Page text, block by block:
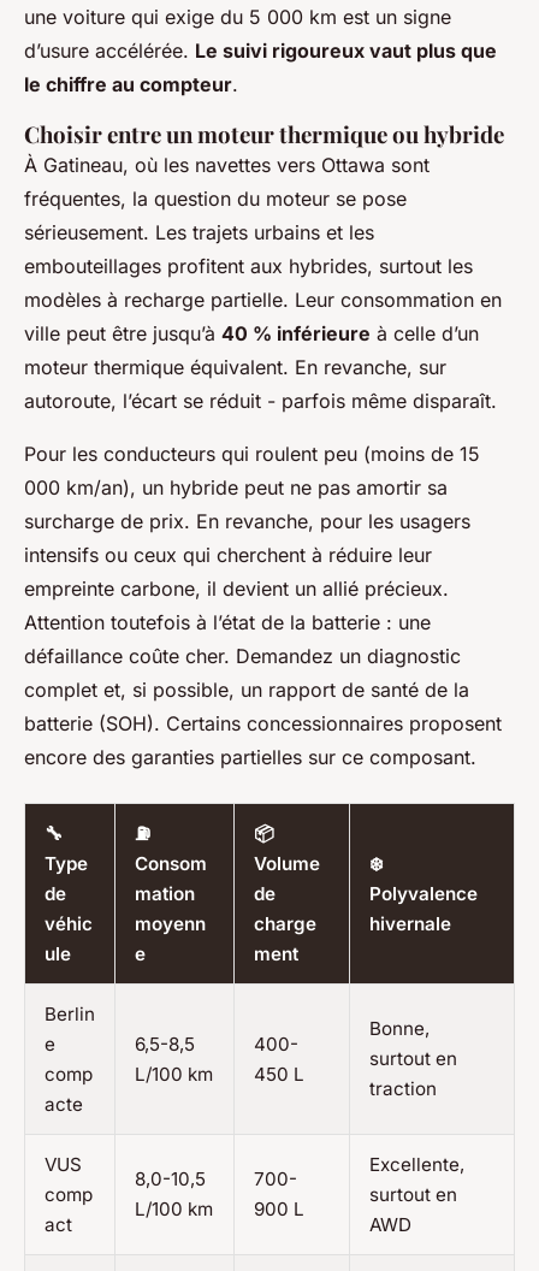
une voiture qui exige du 5 000 km est un signe
d’usure accélérée. Le suivi rigoureux vaut plus que
le chiffre au compteur.
Choisir entre un moteur thermique ou hybride
À Gatineau, où les navettes vers Ottawa sont
fréquentes, la question du moteur se pose
sérieusement. Les trajets urbains et les
embouteillages profitent aux hybrides, surtout les
modèles à recharge partielle. Leur consommation en
ville peut être jusqu’à 40 % inférieure à celle d’un
moteur thermique équivalent. En revanche, sur
autoroute, l’écart se réduit - parfois même disparaît.
Pour les conducteurs qui roulent peu (moins de 15
000 km/an), un hybride peut ne pas amortir sa
surcharge de prix. En revanche, pour les usagers
intensifs ou ceux qui cherchent à réduire leur
empreinte carbone, il devient un allié précieux.
Attention toutefois à l’état de la batterie : une
défaillance coûte cher. Demandez un diagnostic
complet et, si possible, un rapport de santé de la
batterie (SOH). Certains concessionnaires proposent
encore des garanties partielles sur ce composant.
🔧
Type
de
véhic
ule
⛽
Consom
mation
moyenn
e
📦
Volume
de
charge
ment
❄️
Polyvalence
hivernale
Berlin
e
comp
acte
6,5-8,5
L/100 km
400-
450 L
Bonne,
surtout en
traction
VUS
comp
act
8,0-10,5
L/100 km
700-
900 L
Excellente,
surtout en
AWD